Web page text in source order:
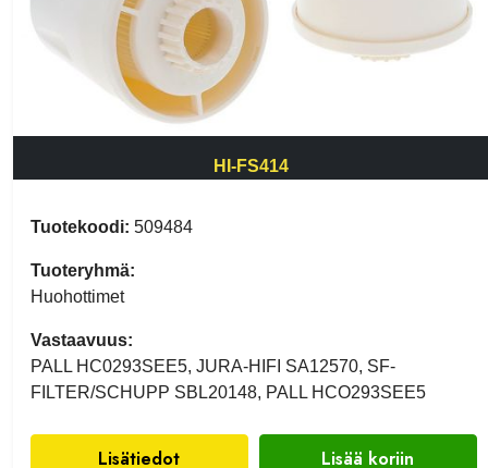
HI-FS414
Tuotekoodi: 509484
Tuoteryhmä:
Huohottimet
Vastaavuus:
PALL HC0293SEE5, JURA-HIFI SA12570, SF-
FILTER/SCHUPP SBL20148, PALL HCO293SEE5
Lisätiedot Lisää koriin